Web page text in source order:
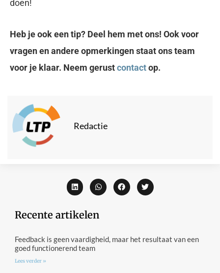
doen!
Heb je ook een tip? Deel hem met ons! Ook voor
vragen en andere opmerkingen staat ons team
voor je klaar. Neem gerustcontactop.
Redactie
Recente artikelen
Feedback is geen vaardigheid, maar het resultaat van een
goed functionerend team
Lees verder »